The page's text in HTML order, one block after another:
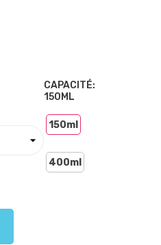
CAPACITÉ:
150ML
150ml
400ml